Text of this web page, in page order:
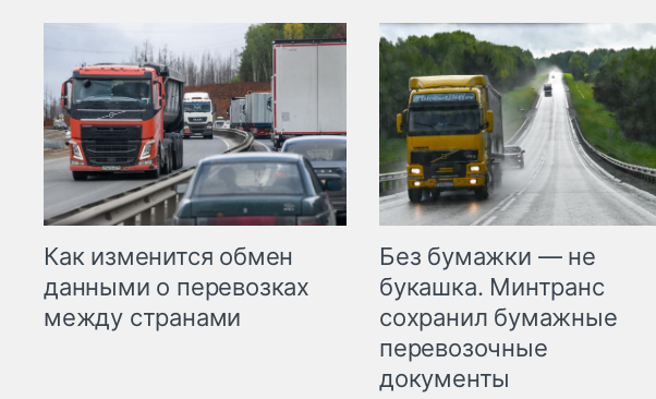
Как изменится обмен
данными о перевозках
между странами
Без бумажки — не
букашка. Минтранс
сохранил бумажные
перевозочные
документы